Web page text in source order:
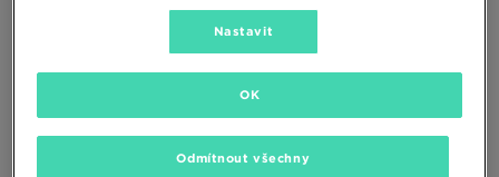
Žádné produkty k zobrazení
Změňte kritéria vyhledávání nebo
odstraňte vybrané filtry
Nastavit
Odmítnout všechny
OK